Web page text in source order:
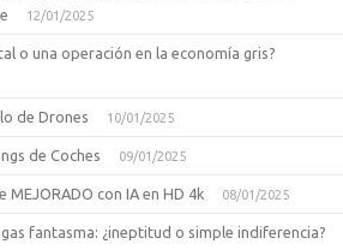
12/01/2025
o una operación en la economía gris?
de Drones 10/01/2025
de Coches 09/01/2025
MEJORADO con IA en HD 4k 08/01/2025
fantasma: ¿ineptitud o simple indiferencia?